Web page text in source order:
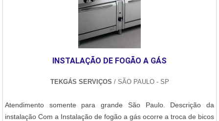
garantindo um encaixe preciso e uma aparência profissional. Após
os reparos estruturais, a máquina passa por um processo de
lixamento, pintura industrial e acabamento, devolvendo não
apenas a estética original, mas também protegendo contra futuras
para revitalização de máquinas antigas quanto para adequações
específicas, como modificações em proteções, aberturas técnicas
INSTALAÇÃO DE FOGÃO A GÁS
TEKGÁS SERVIÇOS / SÃO PAULO - SP
Atendimento somente para grande São Paulo. Descrição da
instalação Com a Instalação de fogão a gás ocorre a troca de bicos